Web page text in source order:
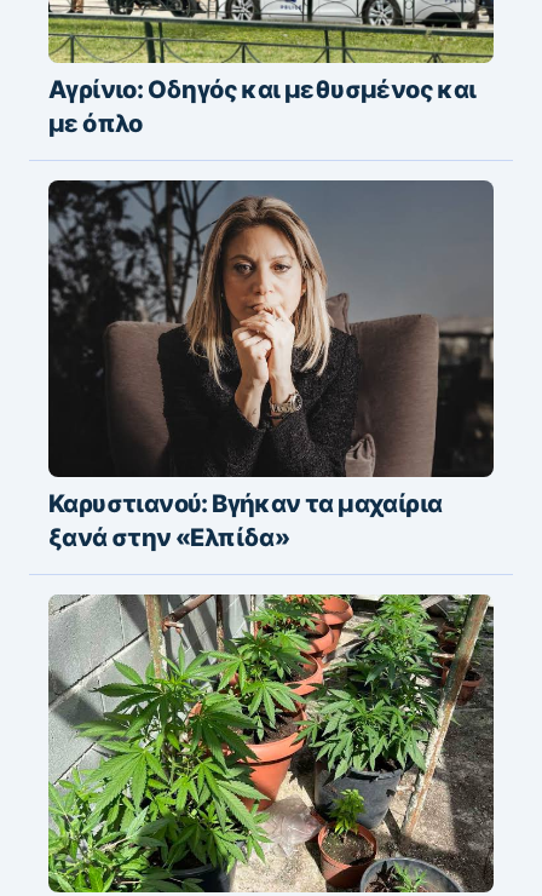
Αγρίνιο: Οδηγός και μεθυσμένος και
με όπλο
Καρυστιανού: Βγήκαν τα μαχαίρια
ξανά στην «Ελπίδα»